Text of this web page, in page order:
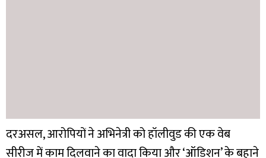
दरअसल, आरोपियों ने अभिनेत्री को हॉलीवुड की एक वेब
सीरीज में काम दिलवाने का वादा किया और ‘ऑडिशन’ के बहाने